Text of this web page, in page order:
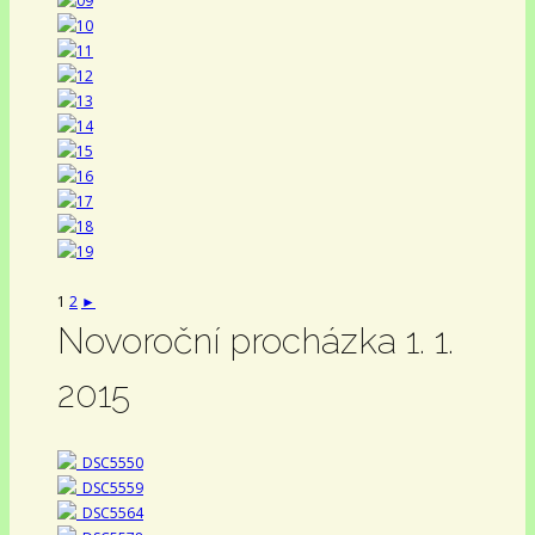
1 2 ►
Novoroční procházka 1. 1.
2015